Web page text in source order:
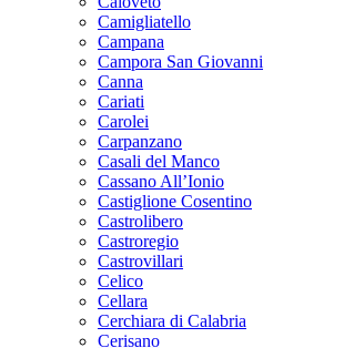
Camigliatello
Campana
Campora San Giovanni
Canna
Cariati
Carolei
Carpanzano
Casali del Manco
Cassano All’Ionio
Castiglione Cosentino
Castrolibero
Castroregio
Castrovillari
Celico
Cellara
Cerchiara di Calabria
Cerisano